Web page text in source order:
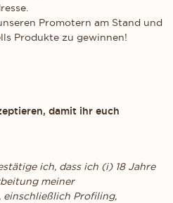
Promotern am Stand und
Produkte zu gewinnen!
damit ihr euch
ich, dass ich (i) 18 Jahre
meiner
einschließlich Profiling,